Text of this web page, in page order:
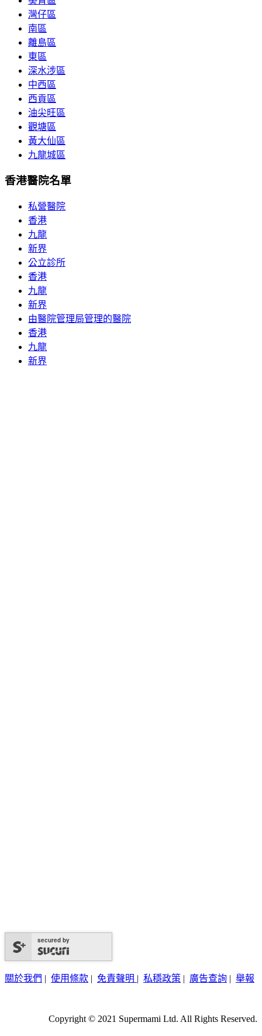
灣仔區
南區
離島區
東區
深水涉區
中西區
西貢區
油尖旺區
觀塘區
黃大仙區
九龍城區
香港醫院名單
私營醫院
香港
九龍
新界
公立診所
香港
九龍
新界
由醫院管理局管理的醫院
香港
九龍
新界
secured by
關於我們 | 使用條款 | 免責聲明 | 私穩政策 | 廣告查詢 | 舉報
Copyright © 2021 Supermami Ltd. All Rights Reserved.